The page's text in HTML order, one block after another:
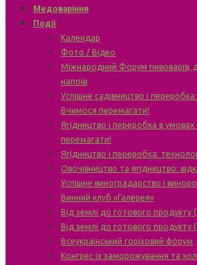
Медоваріння
Події
Календар
Фото / Відео
Міжнародний Форум пивоварів,
напоїв
Успішне садівництво і переробка:
Вчимося перемагати!
Ягідництво і переробка в
перемагати!
Ягідництво і переробка:
Овочівництво та ягідництво:
Успішне виноградарство і
Винний клуб «Галерея»
Від землі до готового продукту
Від землі до готового продукту
Всеукраїнський горіховий форум
Конгрес із заморожування та